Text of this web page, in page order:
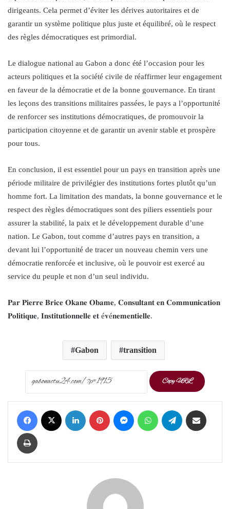
dirigeants. Cela permet d’éviter les dérives autoritaires et de
garantir un système politique plus juste et équilibré, où le respect
des règles démocratiques est primordial.
Le dialogue national au Gabon a donc été l’occasion pour les
acteurs politiques et la société civile de réaffirmer leur engagement
en faveur de la démocratie et de la bonne gouvernance. En tirant
les leçons des transitions militaires passées, le pays a l’opportunité
de renforcer ses institutions démocratiques, de promouvoir la
participation citoyenne et de garantir un avenir stable et prospère
pour tous.
En conclusion, il est essentiel pour un pays en transition après une
période militaire de privilégier des institutions fortes plutôt qu’un
homme fort. La limitation des mandats, la bonne gouvernance et le
respect des règles démocratiques sont des piliers essentiels pour
assurer la stabilité, la paix et le développement durable d’une
nation. Le Gabon, tout comme d’autres pays en transition, a
devant lui l’opportunité de tracer un nouveau chemin vers une
démocratie renforcée et inclusive, où le pouvoir est exercé au
service du peuple et non d’un seul individu.
𝐏𝐚𝐫 𝐏𝐢𝐞𝐫𝐫𝐞 𝐁𝐫𝐢𝐜𝐞 𝐎𝐤𝐚𝐧𝐞 𝐎𝐛𝐚𝐦𝐞, 𝐂𝐨𝐧𝐬𝐮𝐥𝐭𝐚𝐧𝐭 𝐞𝐧 𝐂𝐨𝐦𝐦𝐮𝐧𝐢𝐜𝐚𝐭𝐢𝐨𝐧
𝐏𝐨𝐥𝐢𝐭𝐢𝐪𝐮𝐞, 𝐈𝐧𝐬𝐭𝐢𝐭𝐮𝐭𝐢𝐨𝐧𝐧𝐞𝐥𝐥𝐞 𝐞𝐭 é𝐯é𝐧𝐞𝐦𝐞𝐧𝐭𝐢𝐞𝐥𝐥𝐞.
Gabon transition
Copy URL
Facebook LinkedIn Pinterest Messenger WhatsApp Telegram
Print